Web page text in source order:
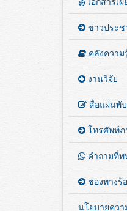
เอกสารเ
ข่าวประ
คลังความ
งานวิจัย
สื่อแผ่นพับ
โทรศัพท์ภ
คำถามที่พ
ช่องทางร้